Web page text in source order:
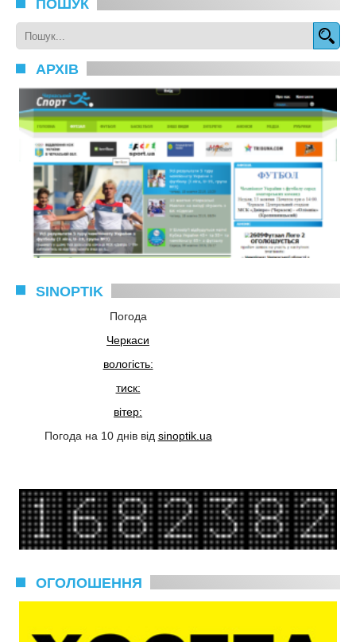
ПОШУК
АРХІВ
SINOPTIK
Погода
Черкаси
вологість:
тиск:
вітер:
Погода на 10 днів від sinoptik.ua
ОГОЛОШЕННЯ